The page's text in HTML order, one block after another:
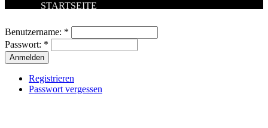
STARTSEITE
BESTE TATTOOS
NEUESTE TATTOOS
KOMMENTARE
FORUM
Benutzername: *
Passwort: *
Registrieren
Passwort vergessen